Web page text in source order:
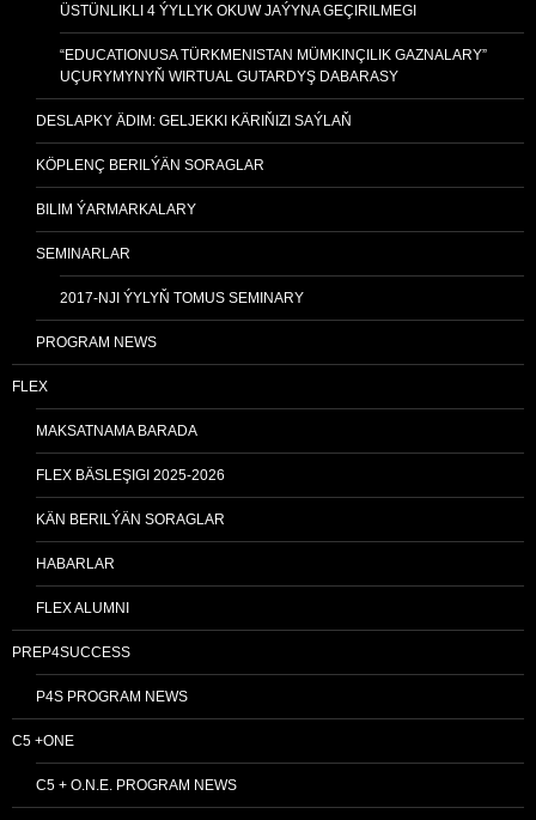
ÜSTÜNLIKLI 4 ÝYLLYK OKUW JAÝYNA GEÇIRILMEGI
“EDUCATIONUSA TÜRKMENISTAN MÜMKINÇILIK GAZNALARY”
UÇURYMYNYŇ WIRTUAL GUTARDYŞ DABARASY
DESLAPKY ÄDIM: GELJEKKI KÄRIŇIZI SAÝLAŇ
KÖPLENÇ BERILÝÄN SORAGLAR
BILIM ÝARMARKALARY
SEMINARLAR
2017-NJI ÝYLYŇ TOMUS SEMINARY
PROGRAM NEWS
FLEX
MAKSATNAMA BARADA
FLEX BÄSLEŞIGI 2025-2026
KÄN BERILÝÄN SORAGLAR
HABARLAR
FLEX ALUMNI
PREP4SUCCESS
P4S PROGRAM NEWS
C5 +ONE
C5 + O.N.E. PROGRAM NEWS